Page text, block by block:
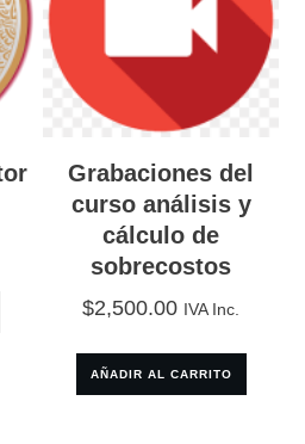
Grabaciones del
curso análisis y
cálculo de
sobrecostos
$2,500.00 IVA Inc.
AÑADIR AL CARRITO